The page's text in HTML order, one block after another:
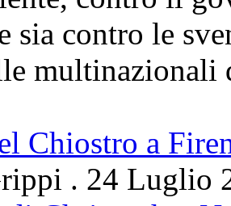
sia contro le
multinazionali
Chiostro a
. 24 Luglio